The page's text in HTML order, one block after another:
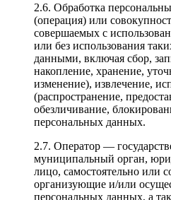
2.6. Обработка
(операция) или
совершаемых с
или без использования
данными, включая сбор,
накопление, хранение,
изменение), извлечение,
(распространение,
обезличивание,
персональных данных.
2.7. Оператор —
муниципальный орган,
лицо, самостоятельно или
организующие и/или
персональных данных, а